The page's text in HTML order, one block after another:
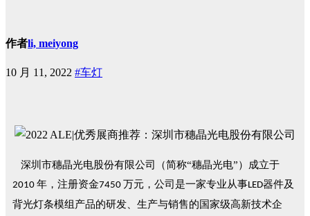
作者li, meiyong
10 月 11, 2022 #车灯
深圳市穗晶光电股份有限公司（简称“穗晶光电”）成立于
2010 年，注册资金7450 万元，公司是一家专业从事LED器件及
背光灯条模组产品的研发、生产与销售的国家级高新技术企